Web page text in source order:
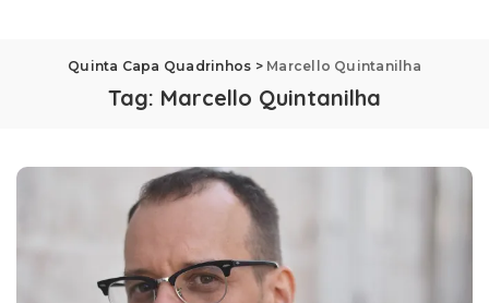
Quinta Capa Quadrinhos > Marcello Quintanilha
Tag: Marcello Quintanilha